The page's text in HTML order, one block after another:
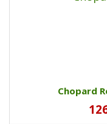
Chopard